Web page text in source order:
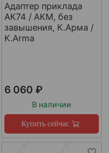
Адаптер приклада
АК74 / АКМ, без
завышения, К.Арма /
K.Arma
6 060 ₽
В наличии
Купить сейчас